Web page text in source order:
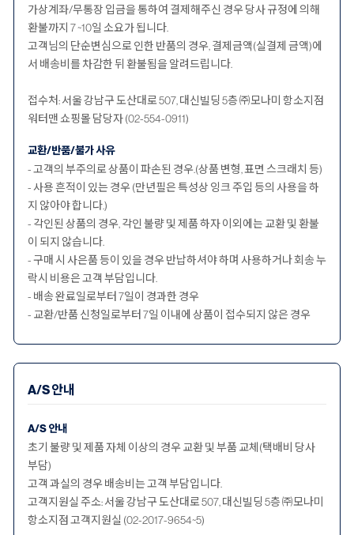
가상계좌/무통장 입금을 통하여 결제해주신 경우 당사 규정에 의해
환불까지 7 ~10일 소요가 됩니다.
고객님의 단순변심으로 인한 반품의 경우, 결제금액(실결제 금액)에
서 배송비를 차감한 뒤 환불됨을 알려드립니다.
접수처: 서울 강남구 도산대로 507, 대신빌딩 5층 ㈜모나미 항소지점
워터맨 쇼핑몰 담당자 (02-554-0911)
교환/반품/불가 사유
- 고객의 부주의로 상품이 파손된 경우.(상품 변형, 표면 스크래치 등)
- 사용 흔적이 있는 경우 (만년필은 특성상 잉크 주입 등의 사용을 하
지 않아야 합니다.)
- 각인된 상품의 경우, 각인 불량 및 제품 하자 이외에는 교환 및 환불
이 되지 않습니다.
- 구매 시 사은품 등이 있을 경우 반납하셔야 하며 사용하거나 회송 누
락시 비용은 고객 부담입니다.
- 배송 완료일로부터 7일이 경과한 경우
- 교환/반품 신청일로부터 7일 이내에 상품이 접수되지 않은 경우
A/S 안내
A/S 안내
초기 불량 및 제품 자체 이상의 경우 교환 및 부품 교체(택배비 당사
부담)
고객 과실의 경우 배송비는 고객 부담입니다.
고객지원실 주소: 서울 강남구 도산대로 507, 대신빌딩 5층 ㈜모나미
항소지점 고객지원실 (02-2017-9654~5)